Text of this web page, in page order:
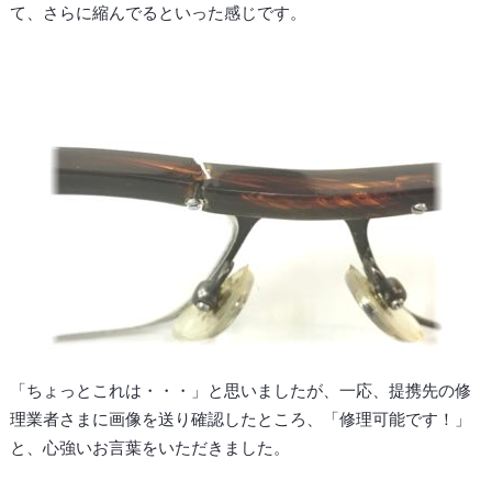
て、さらに縮んでるといった感じです。
「ちょっとこれは・・・」と思いましたが、一応、提携先の修
理業者さまに画像を送り確認したところ、「修理可能です！」
と、心強いお言葉をいただきました。